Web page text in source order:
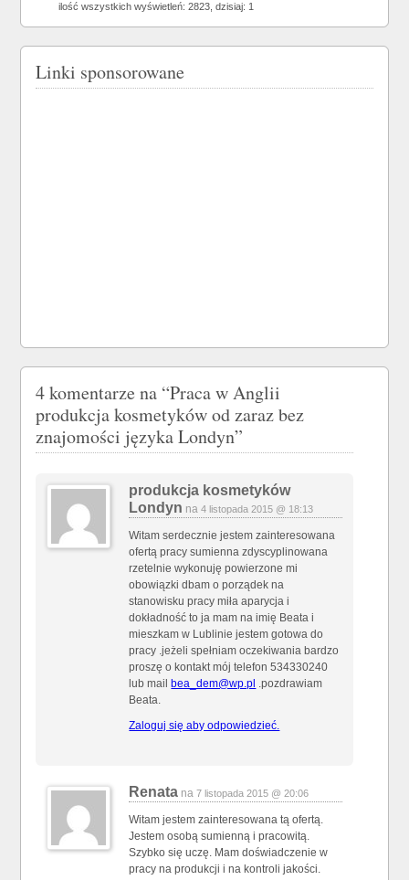
ilość wszystkich wyświetleń: 2823, dzisiaj: 1
Linki sponsorowane
4 komentarze na “Praca w Anglii
produkcja kosmetyków od zaraz bez
znajomości języka Londyn”
produkcja kosmetyków
Londyn na4 listopada 2015 @ 18:13
Witam serdecznie jestem zainteresowana
ofertą pracy sumienna zdyscyplinowana
rzetelnie wykonuję powierzone mi
obowiązki dbam o porządek na
stanowisku pracy miła aparycja i
dokładność to ja mam na imię Beata i
mieszkam w Lublinie jestem gotowa do
pracy .jeżeli spełniam oczekiwania bardzo
proszę o kontakt mój telefon 534330240
lub mail bea_dem@wp.pl .pozdrawiam
Beata.
Zaloguj się aby odpowiedzieć.
Renata na7 listopada 2015 @ 20:06
Witam jestem zainteresowana tą ofertą.
Jestem osobą sumienną i pracowitą.
Szybko się uczę. Mam doświadczenie w
pracy na produkcji i na kontroli jakości.